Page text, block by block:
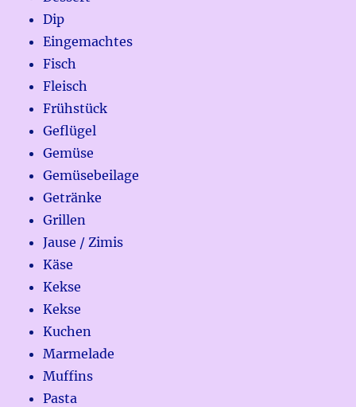
Dip
Eingemachtes
Fisch
Fleisch
Frühstück
Geflügel
Gemüse
Gemüsebeilage
Getränke
Grillen
Jause / Zimis
Käse
Kekse
Kekse
Kuchen
Marmelade
Muffins
Pasta